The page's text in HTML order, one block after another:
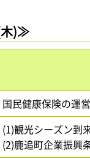
木)≫
国民健康保険の運
(1)観光シーズン到
(2)鹿追町企業振興